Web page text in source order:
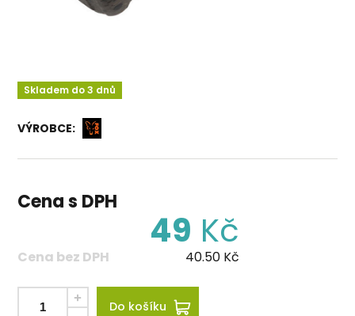
Skladem do 3 dnů
VÝROBCE:
Cena s DPH
49 Kč
Cena bez DPH 40.50 Kč
Do košíku